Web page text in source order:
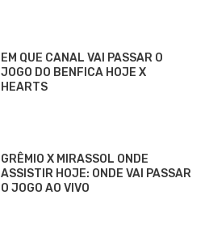
EM QUE CANAL VAI PASSAR O
JOGO DO BENFICA HOJE X
HEARTS
GRÊMIO X MIRASSOL ONDE
ASSISTIR HOJE: ONDE VAI PASSAR
O JOGO AO VIVO